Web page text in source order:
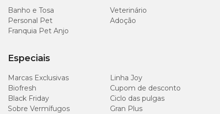
Banho e Tosa
Veterinário
Personal Pet
Adoção
Franquia Pet Anjo
Especiais
Marcas Exclusivas
Linha Joy
Biofresh
Cupom de desconto
Black Friday
Ciclo das pulgas
Sobre Vermífugos
Gran Plus